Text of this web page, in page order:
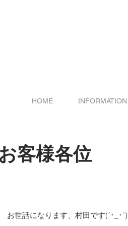
HOME INFORMATION
客様各位
お世話になります、村田です(´･_･`)